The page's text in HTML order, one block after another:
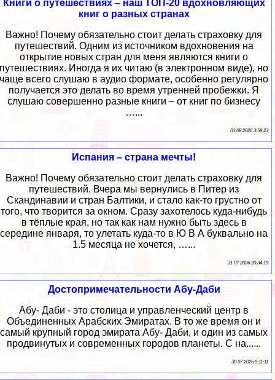
Книги о путешествиях – наш ТОП-20 вдохновляющих
книг о разных странах
Важно! Почему обязательно стоит делать страховку для
путешествий. Одним из источником вдохновения на
открытие новых стран для меня являются книги о
путешествиях. Иногда я их читаю (в электронном виде), но
чаще всего слушаю в аудио формате, особенно регулярно
получается это делать во время утренней пробежки. Я
слушаю совершенно разные книги – от книг по бизнесу
…...
01 08 2026 3:59:23
Испания – страна мечты!
Важно! Почему обязательно стоит делать страховку для
путешествий. Вчера мы вернулись в Питер из
Скандинавии и стран Балтики, и стало как-то грустно от
того, что творится за окном. Сразу захотелось куда-нибудь
в тёплые края, но так как нам нужно быть здесь в
середине января, то улетать куда-то в Ю В А буквально на
1.5 месяца не хочется, …...
31 07 2026 20:34:19
Достопримечательности Абу-Даби
Абу- Даби - это столица и управленческий центр в
Объединенных Арабских Эмиратах. В то же время он и
самый крупный город эмирата Абу- Даби, и один из самых
продвинутых и современных городов планеты. С на......
30 07 2026 9:11:11